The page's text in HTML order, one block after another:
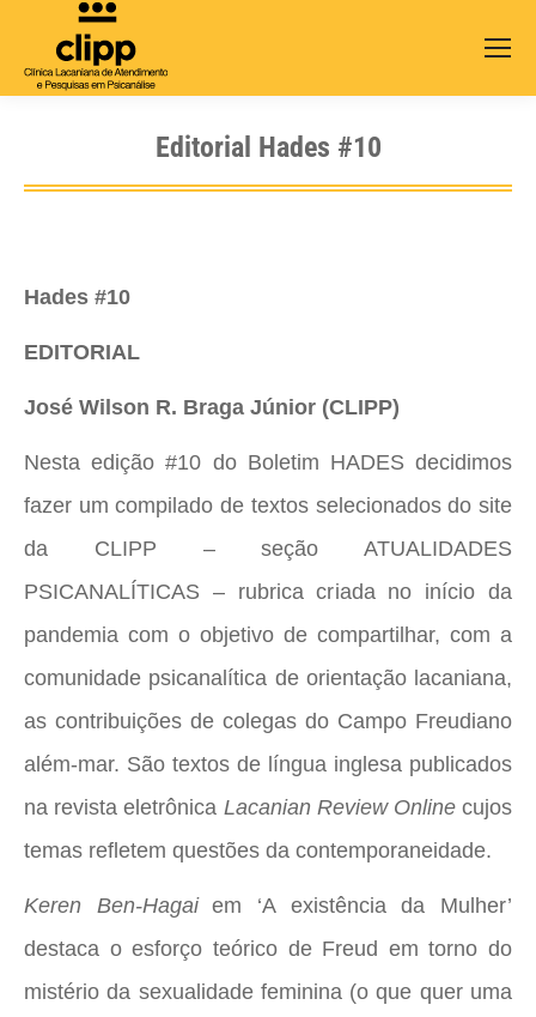
Editorial Hades #10
Hades #10
EDITORIAL
José Wilson R. Braga Júnior (CLIPP)
Nesta edição #10 do Boletim HADES decidimos
fazer um compilado de textos selecionados do site
da CLIPP – seção ATUALIDADES
PSICANALÍTICAS – rubrica criada no início da
pandemia com o objetivo de compartilhar, com a
comunidade psicanalítica de orientação lacaniana,
as contribuições de colegas do Campo Freudiano
além-mar. São textos de língua inglesa publicados
na revista eletrônica Lacanian Review Onlinecujos
temas refletem questões da contemporaneidade.
Keren Ben-Hagai em ‘A existência da Mulher’
destaca o esforço teórico de Freud em torno do
mistério da sexualidade feminina (o que quer uma